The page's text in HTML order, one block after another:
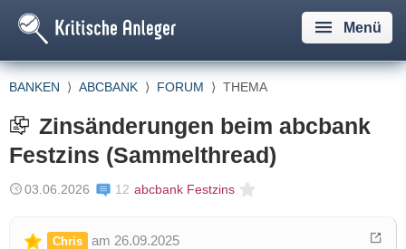
Menü
BANKEN ⟩ ABCBANK ⟩ FORUM ⟩ THEMA
Zinsänderungen beim abcbank
Festzins (Sammelthread)
03.06.2026 12 abcbank Festzins
Chris
am 26.09.2025